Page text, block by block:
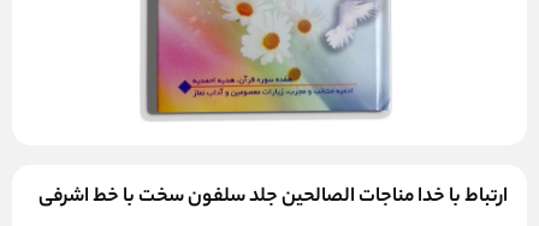
ارتباط با خدا مناجات الصالحین جلد سلفون سخت با خط اشرفی